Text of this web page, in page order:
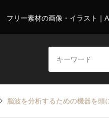
フリー素材の画像・イラスト｜
脳波を分析するための機器を頭